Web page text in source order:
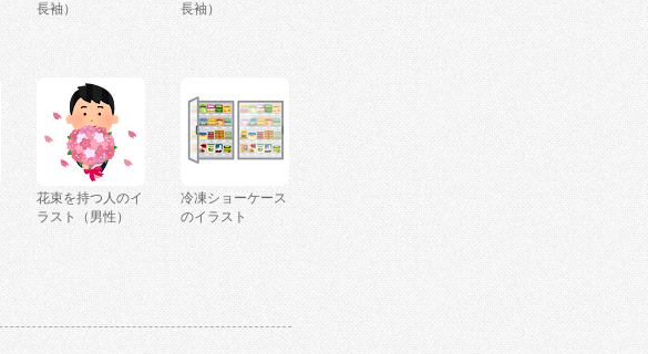
長袖）
長袖）
花束を持つ人のイ
ラスト（男性）
冷凍ショーケース
のイラスト